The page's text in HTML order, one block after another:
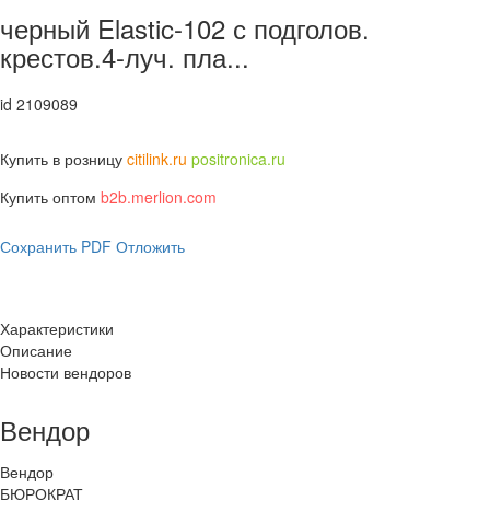
черный Elastic-102 с подголов.
крестов.4-луч. пла...
id 2109089
Купить в розницу citilink.ru positronica.ru
Купить оптом b2b.merlion.com
Сохранить PDF Отложить
Характеристики
Описание
Новости вендоров
Вендор
Вендор
БЮРОКРАТ